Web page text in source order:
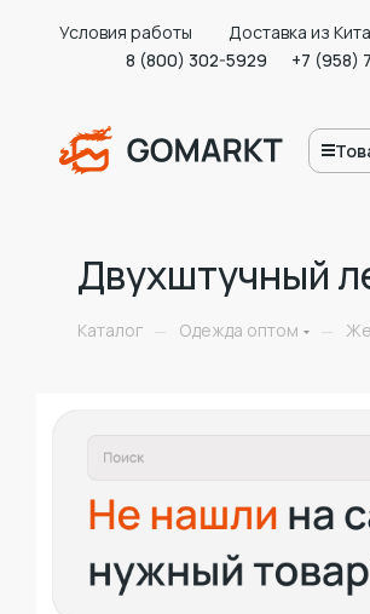
Условия работы Доставка из
8 (800) 302-5929
+7 (958)
Двухштучный
Каталог — Одежда оптом —